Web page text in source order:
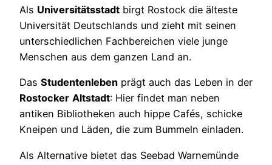
Als Universitätsstadt birgt Rostock die älteste
Universität Deutschlands und zieht mit seinen
unterschiedlichen Fachbereichen viele junge
Menschen aus dem ganzen Land an.
Das Studentenleben prägt auch das Leben in der
Rostocker Altstadt: Hier findet man neben
antiken Bibliotheken auch hippe Cafés, schicke
Kneipen und Läden, die zum Bummeln einladen.
Als Alternative bietet das Seebad Warnemünde